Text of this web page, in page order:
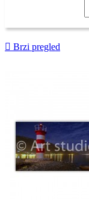
 Brzi pregled